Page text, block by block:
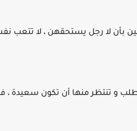
تطلب و تنتظر منها أن تكون سعيدة